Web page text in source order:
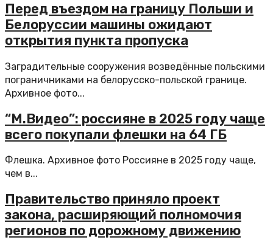
Перед въездом на границу Польши и
Белоруссии машины ожидают
открытия пункта пропуска
Заградительные сооружения возведённые польскими
пограничниками на белорусско-польской границе.
Архивное фото...
“М.Видео”: россияне в 2025 году чаще
всего покупали флешки на 64 ГБ
Флешка. Архивное фото Россияне в 2025 году чаще,
чем в...
Правительство приняло проект
закона, расширяющий полномочия
регионов по дорожному движению